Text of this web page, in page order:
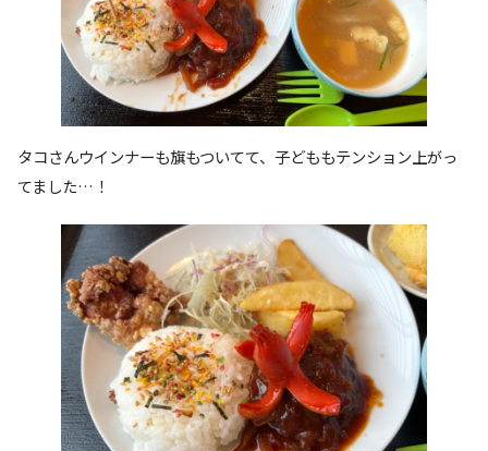
タコさんウインナーも旗もついてて、子どももテンション上がっ
てました…！